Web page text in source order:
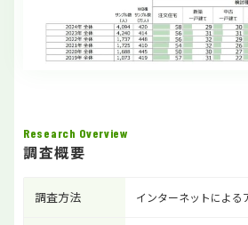
Research Overview
調査概要
調査方法 インターネットによる